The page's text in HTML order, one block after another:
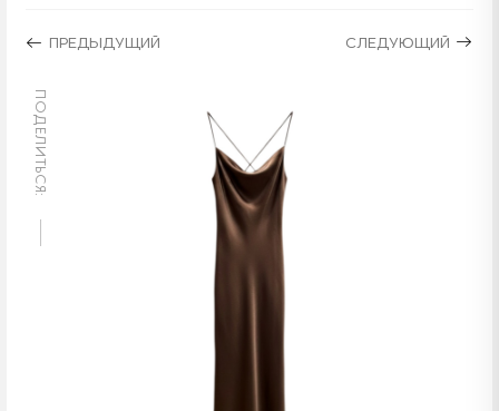
ПРЕДЫДУЩИЙ СЛЕДУЮЩИЙ
ПОДЕЛИТЬСЯ: